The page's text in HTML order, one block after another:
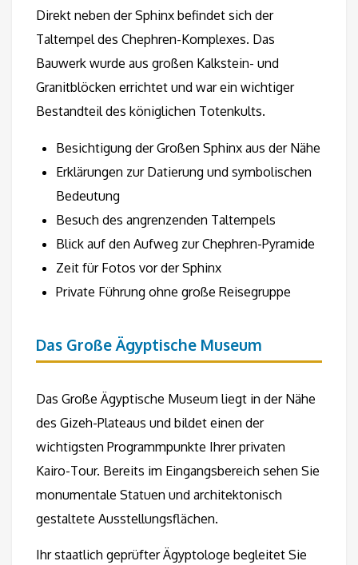
Direkt neben der Sphinx befindet sich der
Taltempel des Chephren-Komplexes. Das
Bauwerk wurde aus großen Kalkstein- und
Granitblöcken errichtet und war ein wichtiger
Bestandteil des königlichen Totenkults.
Besichtigung der Großen Sphinx aus der Nähe
Erklärungen zur Datierung und symbolischen
Bedeutung
Besuch des angrenzenden Taltempels
Blick auf den Aufweg zur Chephren-Pyramide
Zeit für Fotos vor der Sphinx
Private Führung ohne große Reisegruppe
Das Große Ägyptische Museum
Das Große Ägyptische Museum liegt in der Nähe
des Gizeh-Plateaus und bildet einen der
wichtigsten Programmpunkte Ihrer privaten
Kairo-Tour. Bereits im Eingangsbereich sehen Sie
monumentale Statuen und architektonisch
gestaltete Ausstellungsflächen.
Ihr staatlich geprüfter Ägyptologe begleitet Sie